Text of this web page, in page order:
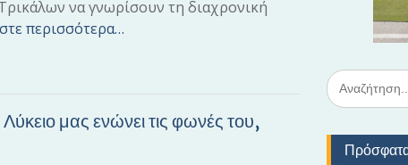
να γνωρίσουν τη διαχρονική
περισσότερα…
μας ενώνει τις φωνές του,
S
e
r